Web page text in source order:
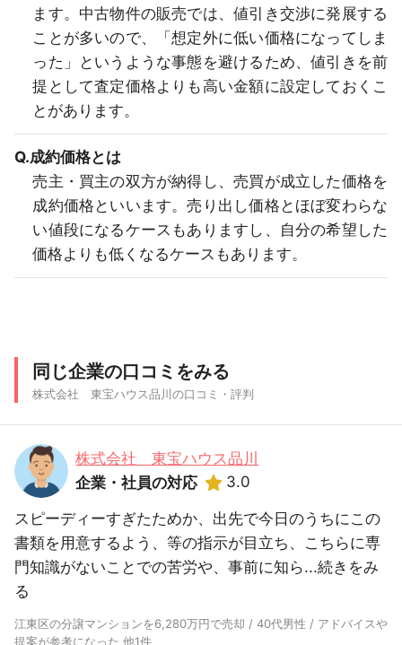
ます。中古物件の販売では、値引き交渉に発展する
ことが多いので、「想定外に低い価格になってしま
った」というような事態を避けるため、値引きを前
提として査定価格よりも高い金額に設定しておくこ
とがあります。
Q.成約価格とは
売主・買主の双方が納得し、売買が成立した価格を
成約価格といいます。売り出し価格とほぼ変わらな
い値段になるケースもありますし、自分の希望した
価格よりも低くなるケースもあります。
同じ企業の口コミをみる
株式会社 東宝ハウス品川の口コミ・評判
株式会社 東宝ハウス品川
企業・社員の対応
3.0
スピーディーすぎたためか、出先で今日のうちにこの
書類を用意するよう、等の指示が目立ち、こちらに専
門知識がないことでの苦労や、事前に知ら...続きをみ
る
江東区の分譲マンションを6,280万円で売却 / 40代男性 / アドバイスや
提案が参考になった 他1件